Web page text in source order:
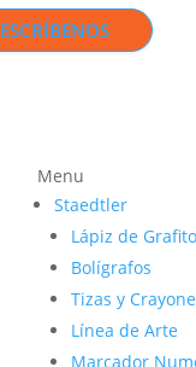
ESCRÍBENOS
Menu
Staedtler
Lápiz de Grafito
Bolígrafos
Tizas y
Línea de Arte
Marcador